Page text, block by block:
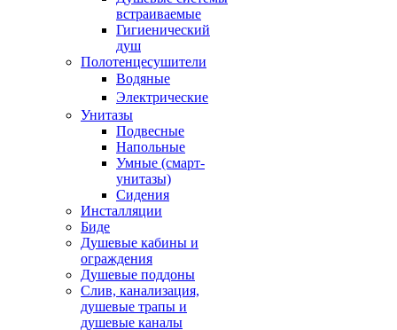
встраиваемые
Гигиенический
душ
Полотенцесушители
ㅤВодяные
ㅤЭлектрические
Унитазы
Подвесные
Напольные
Умные (смарт-
унитазы)
Сидения
Инсталляции
Биде
Душевые кабины и
ограждения
Душевые поддоны
Слив, канализация,
душевые трапы и
душевые каналы